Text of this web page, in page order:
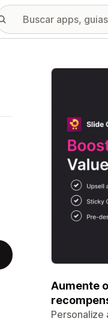
Galeria de
Aumente
Personalize